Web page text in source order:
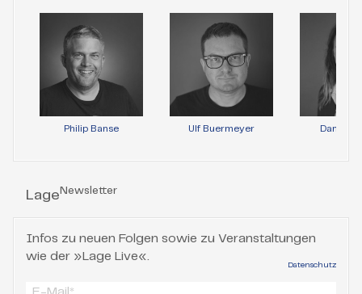
Philip Banse Ulf Buermeyer Daniela
Lage Newsletter
Infos zu neuen Folgen sowie zu Veranstaltungen
wie der »Lage Live«.
Datenschutz